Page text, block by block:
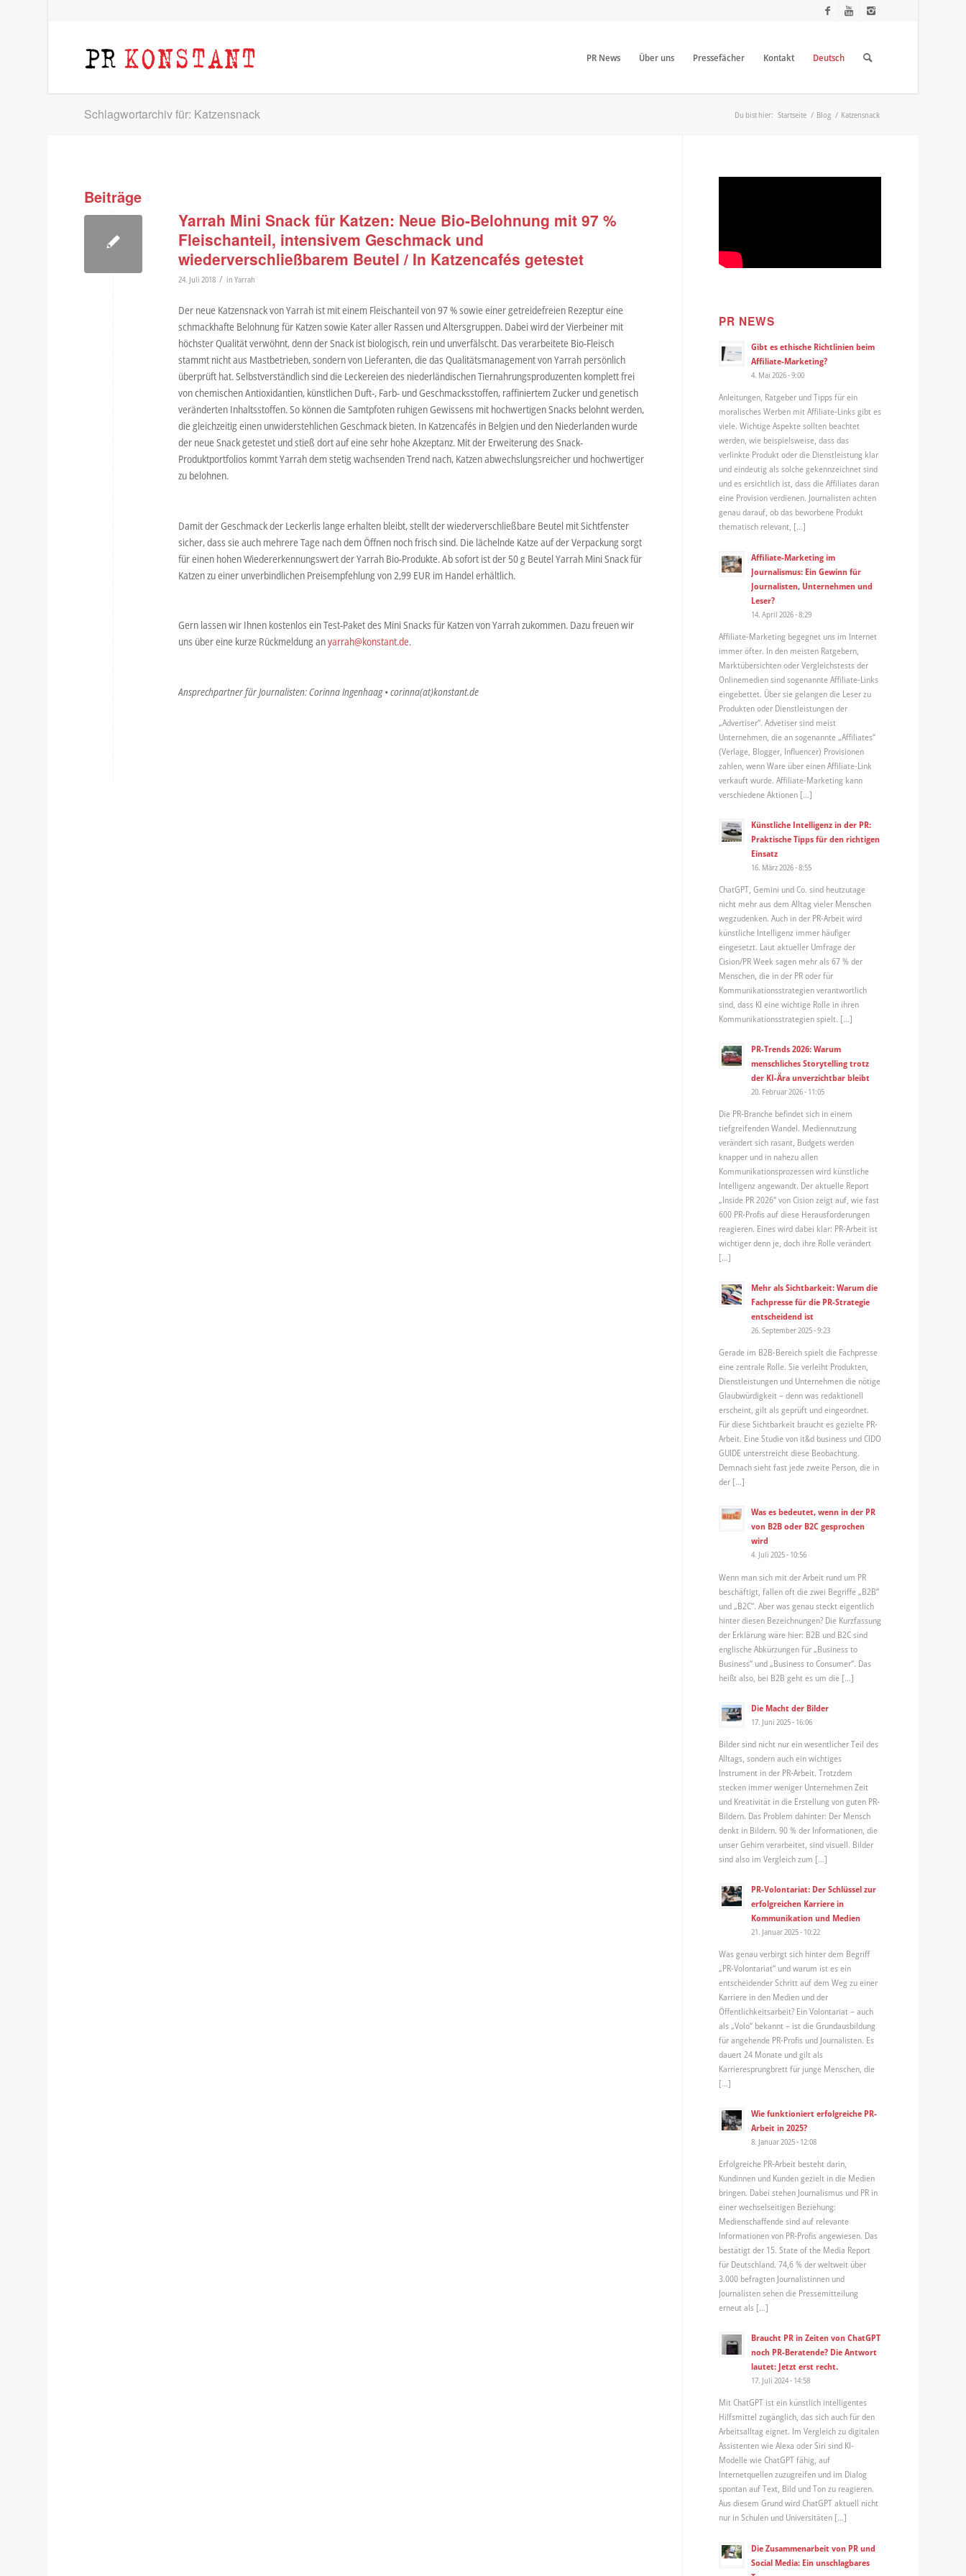
PR News Über uns Pressefächer Kontakt Deutsch
Schlagwortarchiv für: Katzensnack Du bist hier: Startseite / Blog / Katzensnack
Beiträge
Yarrah Mini Snack für Katzen: Neue Bio-Belohnung mit 97 %
Fleischanteil, intensivem Geschmack und
wiederverschließbarem Beutel / In Katzencafés getestet
24. Juli 2018 / inYarrah
Der neue Katzensnack von Yarrah ist mit einem Fleischanteil von 97 % sowie einer getreidefreien Rezeptur eine
schmackhafte Belohnung für Katzen sowie Kater aller Rassen und Altersgruppen. Dabei wird der Vierbeiner mit
höchster Qualität verwöhnt, denn der Snack ist biologisch, rein und unverfälscht. Das verarbeitete Bio-Fleisch
stammt nicht aus Mastbetrieben, sondern von Lieferanten, die das Qualitätsmanagement von Yarrah persönlich
überprüft hat. Selbstverständlich sind die Leckereien des niederländischen Tiernahrungsproduzenten komplett frei
von chemischen Antioxidantien, künstlichen Duft-, Farb- und Geschmacksstoffen, raffiniertem Zucker und genetisch
veränderten Inhaltsstoffen. So können die Samtpfoten ruhigen Gewissens mit hochwertigen Snacks belohnt werden,
die gleichzeitig einen unwiderstehlichen Geschmack bieten. In Katzencafés in Belgien und den Niederlanden wurde
der neue Snack getestet und stieß dort auf eine sehr hohe Akzeptanz. Mit der Erweiterung des Snack-
Produktportfolios kommt Yarrah dem stetig wachsenden Trend nach, Katzen abwechslungsreicher und hochwertiger
zu belohnen.
Damit der Geschmack der Leckerlis lange erhalten bleibt, stellt der wiederverschließbare Beutel mit Sichtfenster
sicher, dass sie auch mehrere Tage nach dem Öffnen noch frisch sind. Die lächelnde Katze auf der Verpackung sorgt
für einen hohen Wiedererkennungswert der Yarrah Bio-Produkte. Ab sofort ist der 50 g Beutel Yarrah Mini Snack für
Katzen zu einer unverbindlichen Preisempfehlung von 2,99 EUR im Handel erhältlich.
Gern lassen wir Ihnen kostenlos ein Test-Paket des Mini Snacks für Katzen von Yarrah zukommen. Dazu freuen wir
uns über eine kurze Rückmeldung anyarrah@konstant.de.
Ansprechpartner für Journalisten: Corinna Ingenhaag • corinna(at)konstant.de
PR NEWS
Gibt es ethische Richtlinien beim
Affiliate-Marketing?
4. Mai 2026 - 9:00
Anleitungen, Ratgeber und Tipps für ein
moralisches Werben mit Affiliate-Links gibt es
viele. Wichtige Aspekte sollten beachtet
werden, wie beispielsweise, dass das
verlinkte Produkt oder die Dienstleistung klar
und eindeutig als solche gekennzeichnet sind
und es ersichtlich ist, dass die Affiliates daran
eine Provision verdienen. Journalisten achten
genau darauf, ob das beworbene Produkt
thematisch relevant, […]
Affiliate-Marketing im
Journalismus: Ein Gewinn für
Journalisten, Unternehmen und
Leser?
14. April 2026 - 8:29
Affiliate-Marketing begegnet uns im Internet
immer öfter. In den meisten Ratgebern,
Marktübersichten oder Vergleichstests der
Onlinemedien sind sogenannte Affiliate-Links
eingebettet. Über sie gelangen die Leser zu
Produkten oder Dienstleistungen der
„Advertiser“. Advetiser sind meist
Unternehmen, die an sogenannte „Affiliates“
(Verlage, Blogger, Influencer) Provisionen
zahlen, wenn Ware über einen Affiliate-Link
verkauft wurde. Affiliate-Marketing kann
verschiedene Aktionen […]
Künstliche Intelligenz in der PR:
Praktische Tipps für den richtigen
Einsatz
16. März 2026 - 8:55
ChatGPT, Gemini und Co. sind heutzutage
nicht mehr aus dem Alltag vieler Menschen
wegzudenken. Auch in der PR-Arbeit wird
künstliche Intelligenz immer häufiger
eingesetzt. Laut aktueller Umfrage der
Cision/PR Week sagen mehr als 67 % der
Menschen, die in der PR oder für
Kommunikationsstrategien verantwortlich
sind, dass KI eine wichtige Rolle in ihren
Kommunikationsstrategien spielt. […]
PR-Trends 2026: Warum
menschliches Storytelling trotz
der KI-Ära unverzichtbar bleibt
20. Februar 2026 - 11:05
Die PR-Branche befindet sich in einem
tiefgreifenden Wandel. Mediennutzung
verändert sich rasant, Budgets werden
knapper und in nahezu allen
Kommunikationsprozessen wird künstliche
Intelligenz angewandt. Der aktuelle Report
„Inside PR 2026“ von Cision zeigt auf, wie fast
600 PR-Profis auf diese Herausforderungen
reagieren. Eines wird dabei klar: PR-Arbeit ist
wichtiger denn je, doch ihre Rolle verändert
[…]
Mehr als Sichtbarkeit: Warum die
Fachpresse für die PR-Strategie
entscheidend ist
26. September 2025 - 9:23
Gerade im B2B-Bereich spielt die Fachpresse
eine zentrale Rolle. Sie verleiht Produkten,
Dienstleistungen und Unternehmen die nötige
Glaubwürdigkeit – denn was redaktionell
erscheint, gilt als geprüft und eingeordnet.
Für diese Sichtbarkeit braucht es gezielte PR-
Arbeit. Eine Studie von it&d business und CIDO
GUIDE unterstreicht diese Beobachtung.
Demnach sieht fast jede zweite Person, die in
der […]
Was es bedeutet, wenn in der PR
von B2B oder B2C gesprochen
wird
4. Juli 2025 - 10:56
Wenn man sich mit der Arbeit rund um PR
beschäftigt, fallen oft die zwei Begriffe „B2B“
und „B2C“. Aber was genau steckt eigentlich
hinter diesen Bezeichnungen? Die Kurzfassung
der Erklärung wäre hier: B2B und B2C sind
englische Abkürzungen für „Business to
Business“ und „Business to Consumer“. Das
heißt also, bei B2B geht es um die […]
Die Macht der Bilder
17. Juni 2025 - 16:06
Bilder sind nicht nur ein wesentlicher Teil des
Alltags, sondern auch ein wichtiges
Instrument in der PR-Arbeit. Trotzdem
stecken immer weniger Unternehmen Zeit
und Kreativität in die Erstellung von guten PR-
Bildern. Das Problem dahinter: Der Mensch
denkt in Bildern. 90 % der Informationen, die
unser Gehirn verarbeitet, sind visuell. Bilder
sind also im Vergleich zum […]
PR-Volontariat: Der Schlüssel zur
erfolgreichen Karriere in
Kommunikation und Medien
21. Januar 2025 - 10:22
Was genau verbirgt sich hinter dem Begriff
„PR-Volontariat“ und warum ist es ein
entscheidender Schritt auf dem Weg zu einer
Karriere in den Medien und der
Öffentlichkeitsarbeit? Ein Volontariat – auch
als „Volo“ bekannt – ist die Grundausbildung
für angehende PR-Profis und Journalisten. Es
dauert 24 Monate und gilt als
Karrieresprungbrett für junge Menschen, die
[…]
Wie funktioniert erfolgreiche PR-
Arbeit in 2025?
8. Januar 2025 - 12:08
Erfolgreiche PR-Arbeit besteht darin,
Kundinnen und Kunden gezielt in die Medien
bringen. Dabei stehen Journalismus und PR in
einer wechselseitigen Beziehung:
Medienschaffende sind auf relevante
Informationen von PR-Profis angewiesen. Das
bestätigt der 15. State of the Media Report
für Deutschland. 74,6 % der weltweit über
3.000 befragten Journalistinnen und
Journalisten sehen die Pressemitteilung
erneut als […]
Braucht PR in Zeiten von ChatGPT
noch PR-Beratende? Die Antwort
lautet: Jetzt erst recht.
17. Juli 2024 - 14:58
Mit ChatGPT ist ein künstlich intelligentes
Hilfsmittel zugänglich, das sich auch für den
Arbeitsalltag eignet. Im Vergleich zu digitalen
Assistenten wie Alexa oder Siri sind KI-
Modelle wie ChatGPT fähig, auf
Internetquellen zuzugreifen und im Dialog
spontan auf Text, Bild und Ton zu reagieren.
Aus diesem Grund wird ChatGPT aktuell nicht
nur in Schulen und Universitäten […]
Die Zusammenarbeit von PR und
Social Media: Ein unschlagbares